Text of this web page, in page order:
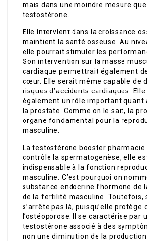
mais dans une moindre mesure que
testostérone.
Elle intervient dans la croissance
maintient la santé osseuse. Au
elle pourrait stimuler les
Son intervention sur la masse
cardiaque permettrait également
cœur. Elle serait même capable de
risques d’accidents cardiaques. Elle
également un rôle important quant
la prostate. Comme on le sait, la
organe fondamental pour la
masculine.
La testostérone booster pharmacie
contrôle la spermatogenèse, elle
indispensable à la fonction
masculine. C’est pourquoi on
substance endocrine l’hormone de
de la fertilité masculine. Toutefois,
s’arrête pas là, puisqu’elle protège
l’ostéoporose. Il se caractérise par
testostérone associé à des
non une diminution de la production